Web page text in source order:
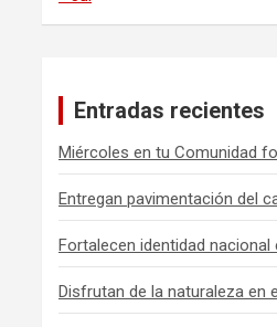
Entradas recientes
Miércoles en tu Comunidad
Entregan pavimentación del
Fortalecen identidad
Disfrutan de la naturaleza en